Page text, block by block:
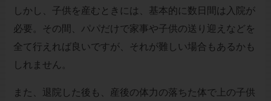
しかし、子供を産むときには、基本的に数日間は入院が
必要。その間、パパだけで家事や子供の送り迎えなどを
全て行えれば良いですが、それが難しい場合もあるかも
しれません。
また、退院した後も、産後の体力の落ちた体で上の子供